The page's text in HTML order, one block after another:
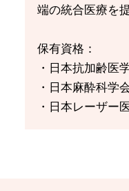
端の統合医療を
保有資格：
・日本抗加齢医
・日本麻酔科学
・日本レーザ